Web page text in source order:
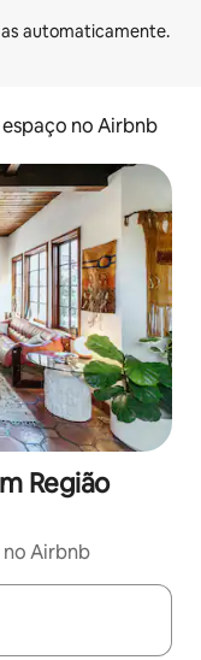
no Airbnb
Região
no Airbnb
explore-os